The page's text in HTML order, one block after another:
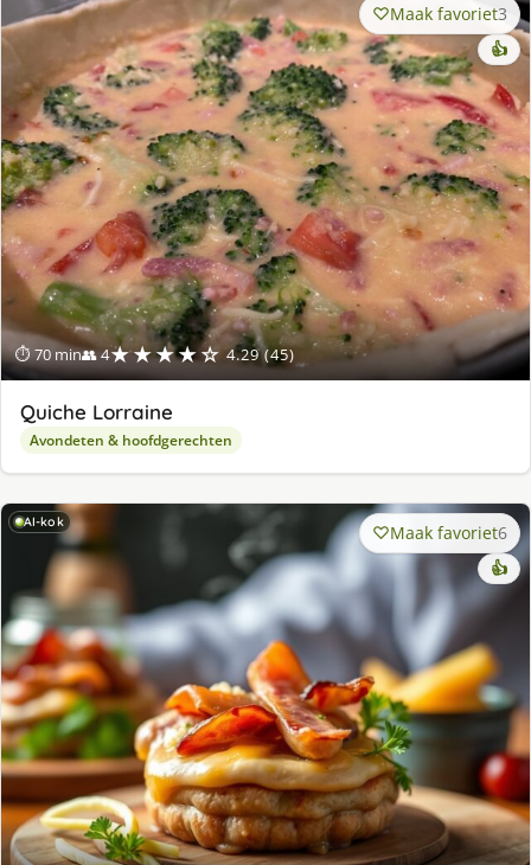
⏱ 70 min👥 4★★★★☆ 4.29 (45)
Maak favoriet3
👍
Quiche Lorraine
Avondeten & hoofdgerechten
AI-kok Maak favoriet6
👍